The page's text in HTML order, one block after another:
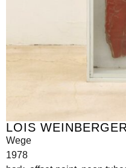
LOIS WEINBERGER
Wege
1978